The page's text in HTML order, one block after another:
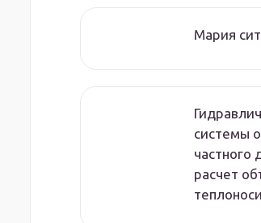
Мария
системы
частного
расчет